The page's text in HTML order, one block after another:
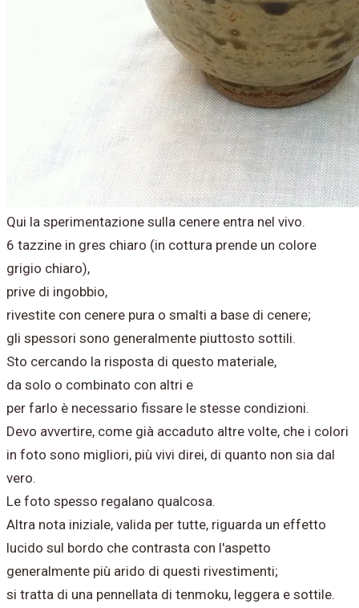
Qui la sperimentazione sulla cenere entra nel vivo.
6 tazzine in gres chiaro (in cottura prende un colore
grigio chiaro),
prive di ingobbio,
rivestite con cenere pura o smalti a base di cenere;
gli spessori sono generalmente piuttosto sottili.
Sto cercando la risposta di questo materiale,
da solo o combinato con altri e
per farlo è necessario fissare le stesse condizioni.
Devo avvertire, come già accaduto altre volte, che i colori
in foto sono migliori, più vivi direi, di quanto non sia dal
vero.
Le foto spesso regalano qualcosa.
Altra nota iniziale, valida per tutte, riguarda un effetto
lucido sul bordo che contrasta con l'aspetto
generalmente più arido di questi rivestimenti;
si tratta di una pennellata di tenmoku, leggera e sottile.